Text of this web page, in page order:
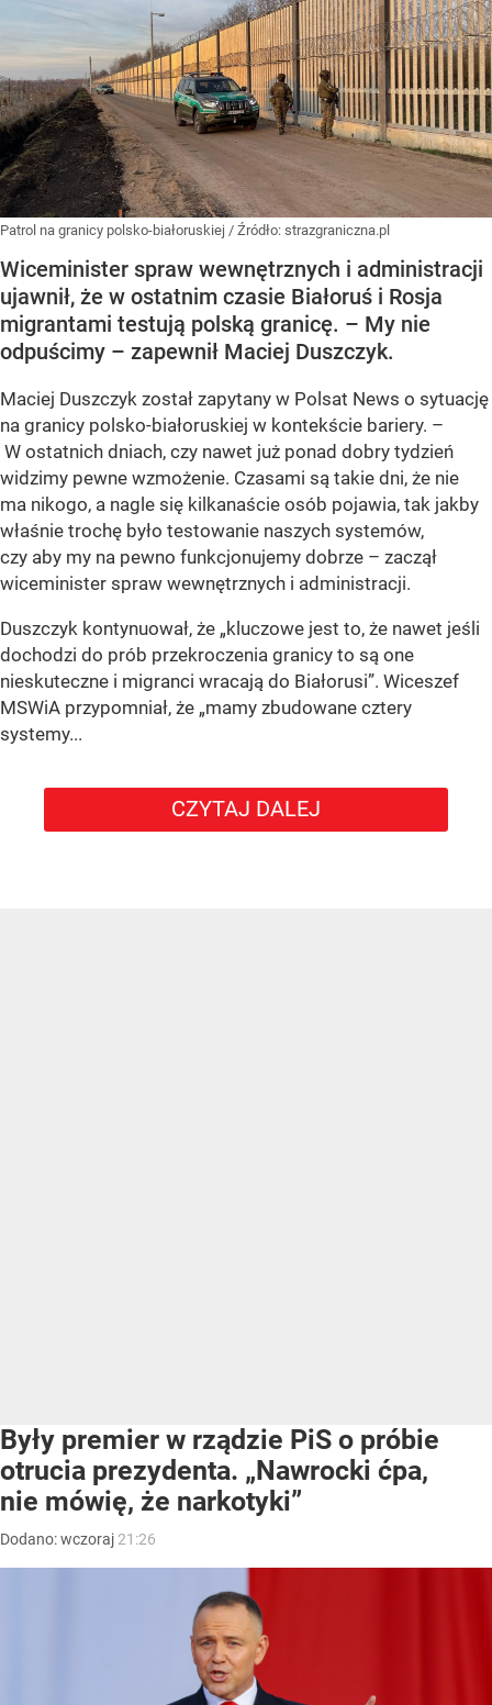
Patrol na granicy polsko-białoruskiej / Źródło: strazgraniczna.pl
Wiceminister spraw wewnętrznych i administracji
ujawnił, że w ostatnim czasie Białoruś i Rosja
migrantami testują polską granicę. – My nie
odpuścimy – zapewnił Maciej Duszczyk.
Maciej Duszczyk został zapytany w Polsat News o sytuację
na granicy polsko-białoruskiej w kontekście bariery. –
W ostatnich dniach, czy nawet już ponad dobry tydzień
widzimy pewne wzmożenie. Czasami są takie dni, że nie
ma nikogo, a nagle się kilkanaście osób pojawia, tak jakby
właśnie trochę było testowanie naszych systemów,
czy aby my na pewno funkcjonujemy dobrze – zaczął
wiceminister spraw wewnętrznych i administracji.
Duszczyk kontynuował, że „kluczowe jest to, że nawet jeśli
dochodzi do prób przekroczenia granicy to są one
nieskuteczne i migranci wracają do Białorusi”. Wiceszef
MSWiA przypomniał, że „mamy zbudowane cztery
systemy...
CZYTAJ DALEJ
Były premier w rządzie PiS o próbie
otrucia prezydenta. „Nawrocki ćpa,
nie mówię, że narkotyki”
Dodano:wczoraj 21:26